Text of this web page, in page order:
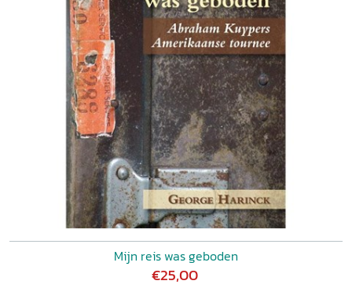
Mijn reis was geboden
€25,00